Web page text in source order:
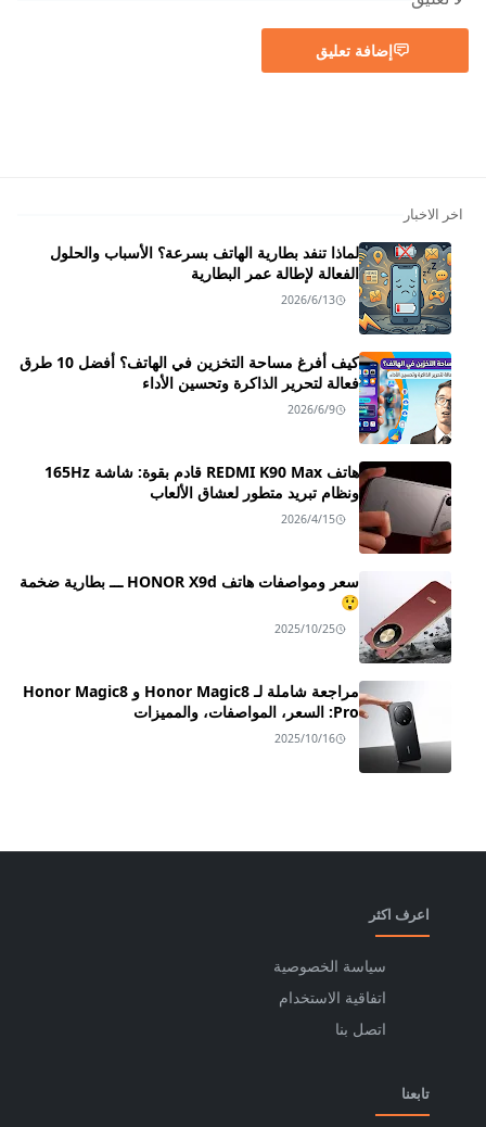
إضافة تعليق
اخر الاخبار
لماذا تنفد بطارية الهاتف بسرعة؟ الأسباب والحلول
الفعالة لإطالة عمر البطارية
2026/6/13
كيف أفرغ مساحة التخزين في الهاتف؟ أفضل 10 طرق
فعالة لتحرير الذاكرة وتحسين الأداء
2026/6/9
هاتف REDMI K90 Max قادم بقوة: شاشة 165Hz
ونظام تبريد متطور لعشاق الألعاب
2026/4/15
سعر ومواصفات هاتف HONOR X9d ـــ بطارية ضخمة
😲
2025/10/25
مراجعة شاملة لـ Honor Magic8 و Honor Magic8
Pro: السعر، المواصفات، والمميزات
2025/10/16
اعرف اكثر
سياسة الخصوصية
اتفاقية الاستخدام
اتصل بنا
تابعنا